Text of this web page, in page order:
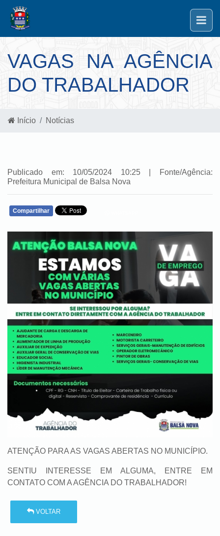
VAGAS NA AGÊNCIA
DO TRABALHADOR
Início Notícias
Publicado em: 10/05/2024 10:25 | Fonte/Agência:
Prefeitura Municipal de Balsa Nova
Compartilhar
ATENÇÃO PARA AS VAGAS ABERTAS NO MUNICÍPIO.
SENTIU INTERESSE EM ALGUMA, ENTRE EM
CONTATO COM A AGÊNCIA DO TRABALHADOR!
VOLTAR